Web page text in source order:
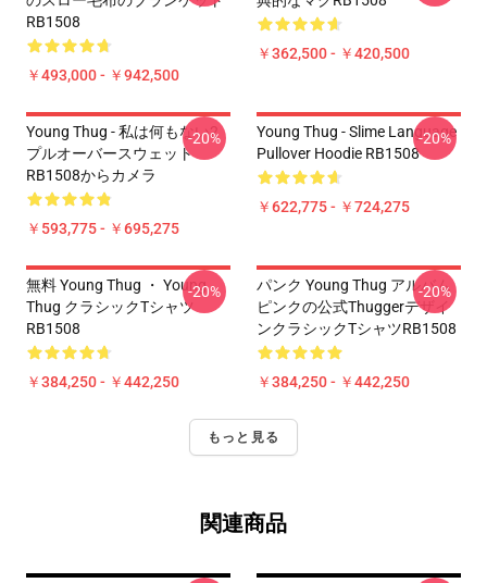
RB1508
￥493,000 - ￥942,500
￥362,500 - ￥420,500
Young Thug - 私は何もない2
プルオーバースウェット
RB1508からカメラ
￥593,775 - ￥695,275
-20%
Young Thug - Slime Language
Pullover Hoodie RB1508
￥622,775 - ￥724,275
-20%
無料 Young Thug ・ Young
Thug クラシックTシャツ
RB1508
￥384,250 - ￥442,250
-20%
パンク Young Thug アルバム
ピンクの公式Thuggerデザイ
ンクラシックTシャツRB1508
￥384,250 - ￥442,250
-20%
もっと見る
関連商品